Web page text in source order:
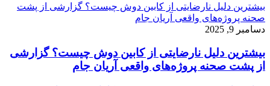
بیشترین دلیل نارضایتی از کابین دوش چیست؟ گزارشی از پشت
صحنه پروژه‌های واقعی آریان جام
دسامبر 9, 2025
بیشترین دلیل نارضایتی از کابین دوش چیست؟ گزارشی
از پشت صحنه پروژه‌های واقعی آریان جام